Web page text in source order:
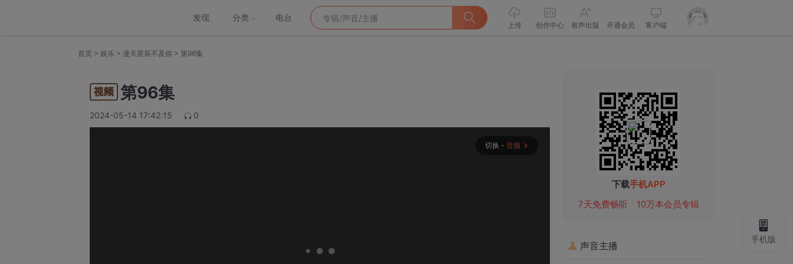
发现 分类 电台
上传 创作中心 有声出版 开通会员 客户端
首页 > 娱乐 > 漫天星辰不及你 > 第96集
第96集
2024-05-14 17:42:15 0
切换 - 音频
下载手机APP
7天免费畅听
10万本会员专辑
声音主播
手机版